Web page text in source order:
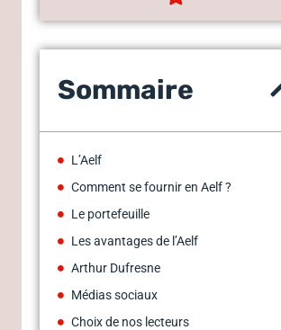
Sommaire
L’Aelf
Comment se fournir en Aelf ?
Le portefeuille
Les avantages de l’Aelf
Arthur Dufresne
Médias sociaux
Choix de nos lecteurs